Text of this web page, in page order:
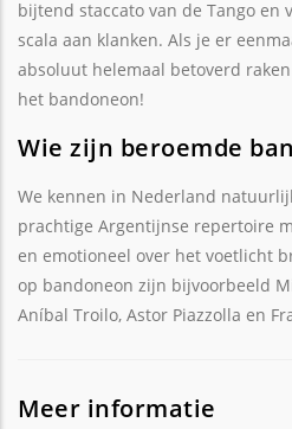
bijtend staccato van de Tango en
scala aan klanken. Als je er
absoluut helemaal betoverd
het bandoneon!
Wie zijn beroemde
We kennen in Nederland
prachtige Argentijnse repertoire
en emotioneel over het voetlicht
op bandoneon zijn bijvoorbeeld
Aníbal Troilo, Astor Piazzolla en
Meer informatie